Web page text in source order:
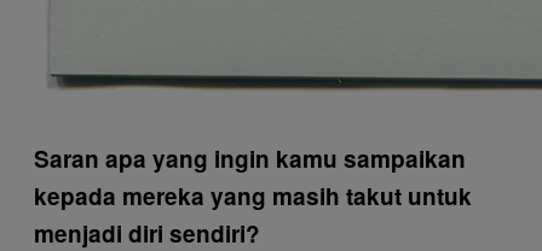
Saran apa yang ingin kamu sampaikan
kepada mereka yang masih takut untuk
menjadi diri sendiri?